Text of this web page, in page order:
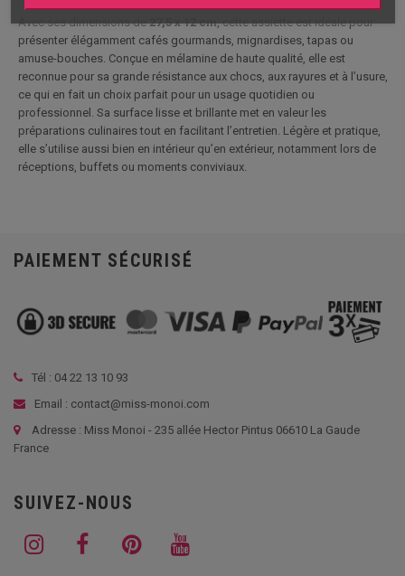
Avec ses dimensions de27,5 x 12 cm, cette assiette est idéale pour
présenter élégamment cafés gourmands, mignardises, tapas ou
amuse-bouches. Conçue en mélamine de haute qualité, elle est
reconnue pour sa grande résistance aux chocs, aux rayures et à l’usure,
ce qui en fait un choix parfait pour un usage quotidien ou
professionnel. Sa surface lisse et brillante met en valeur les
préparations culinaires tout en facilitant l’entretien. Légère et pratique,
elle s’utilise aussi bien en intérieur qu’en extérieur, notamment lors de
réceptions, buffets ou moments conviviaux.
PAIEMENT SÉCURISÉ
Tél : 04 22 13 10 93
Email : contact@miss-monoi.com
Adresse : Miss Monoi - 235 allée Hector Pintus 06610 La Gaude
France
SUIVEZ-NOUS